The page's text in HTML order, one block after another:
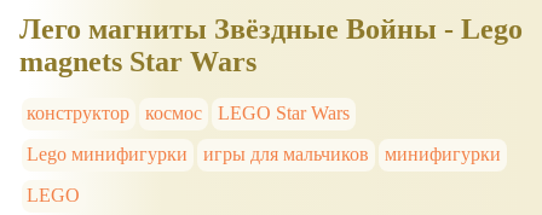
Лего магниты Звёздные Войны - Lego
magnets Star Wars
конструктор космос
LEGO Star Wars
Lego минифигурки
игры для мальчиков
минифигурки
LEGO